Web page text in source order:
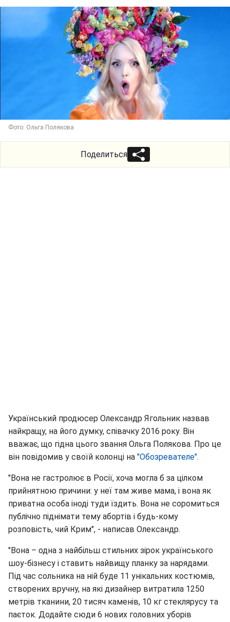
Фото: Ольга Полякова
Поделиться
Український продюсер Олександр Ягольник назвав
найкращу, на його думку, співачку 2016 року. Він
вважає, що гідна цього звання Ольга Полякова. Про це
він повідомив у своїй колонці на "Обозревателе".
"Вона не гастролює в Росії, хоча могла б за цілком
прийнятною причини: у неї там живе мама, і вона як
приватна особа іноді туди їздить. Вона не соромиться
публічно піднімати тему абортів і будь-кому
розповість, чий Крим", - написав Олександр.
"Вона – одна з найбільш стильних зірок українського
шоу-бізнесу і ставить найвищу планку за нарядами.
Під час сольника на ній буде 11 унікальних костюмів,
створених вручну, на які дизайнер витратила 1250
метрів тканини, 20 тисяч каменів, 10 кг стеклярусу та
паєток. Додайте сюди 6 нових головних уборів